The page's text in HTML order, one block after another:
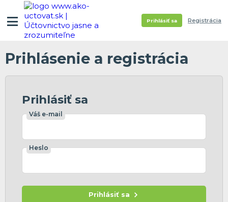
Prihlásiť sa Registrácia
Prihlásenie a registrácia
Prihlásiť sa
Váš e-mail
Heslo
Prihlásiť sa